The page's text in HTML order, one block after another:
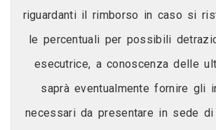
riguardanti il rimborso in caso si
le percentuali per possibili
esecutrice, a conoscenza delle
saprà eventualmente fornire gli
necessari da presentare in sede di